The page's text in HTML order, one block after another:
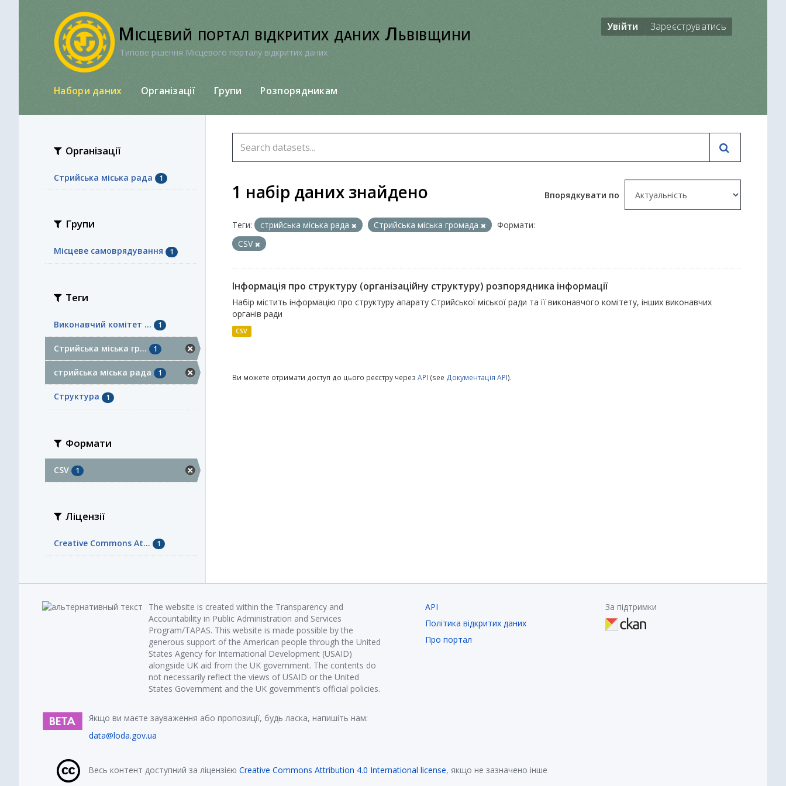
Місцевий портал відкритих даних Львівщини
Типове рішення Місцевого порталу відкритих даних
Увійти Зареєструватись
Набори даних Організації Групи Розпорядникам
Організації
Стрийська міська рада 1
Групи
Місцеве самоврядування 1
Теги
Виконавчий комітет ... 1
Стрийська міська гр... 1
стрийська міська рада 1
Структура 1
Формати
CSV 1
Ліцензії
Creative Commons At... 1
Впорядкувати по
1 набір даних знайдено
Теги: стрийська міська рада Стрийська міська громада
Формати:
CSV
Інформація про структуру (організаційну структуру) розпорядника інформації
Набір містить інформацію про структуру апарату Стрийської міської ради та її виконавчого комітету, інших виконавчих
органів ради
CSV
Ви можете отримати доступ до цього реєстру через API (see Документація API).
The website is created within the Transparency and
Accountability in Public Administration and Services
Program/TAPAS. This website is made possible by the
generous support of the American people through the United
States Agency for International Development (USAID)
alongside UK aid from the UK government. The contents do
not necessarily reflect the views of USAID or the United
States Government and the UK government’s official policies.
Якщо ви маєте зауваження або пропозиції, будь ласка, напишіть нам:
data@loda.gov.ua
API
Політика відкритих даних
Про портал
За підтримки
Весь контент доступний за ліцензією Creative Commons Attribution 4.0 International license, якщо не зазначено інше